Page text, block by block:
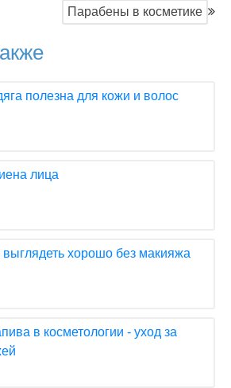
Парабены в косметике
полезна для кожи и волос
лица
выглядеть хорошо без макияжа
в косметологии - уход за